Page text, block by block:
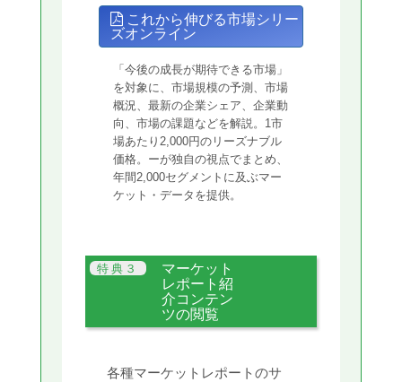
これから伸びる市場シリー
ズオンライン
「今後の成長が期待できる市場」
を対象に、市場規模の予測、市場
概況、最新の企業シェア、企業動
向、市場の課題などを解説。1市
場あたり2,000円のリーズナブル
価格。ーが独自の視点でまとめ、
年間2,000セグメントに及ぶマー
ケット・データを提供。
マーケット
レポート紹
介コンテン
ツの閲覧
各種マーケットレポートのサ